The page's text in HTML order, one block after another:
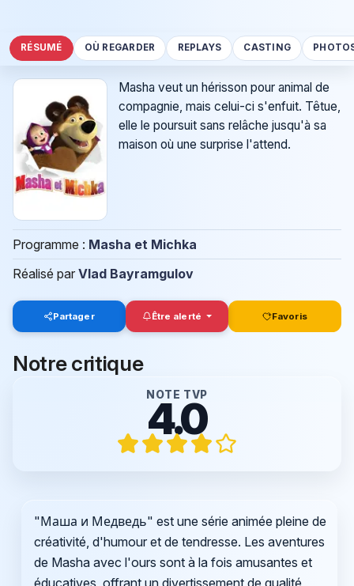
RÉSUMÉ OÙ REGARDER REPLAYS CASTING
Masha veut un hérisson pour animal de
compagnie, mais celui-ci s'enfuit. Têtue,
elle le poursuit sans relâche jusqu'à sa
maison où une surprise l'attend.
Programme : Masha et Michka
Réalisé par Vlad Bayramgulov
Partager Être alerté Favoris
Notre critique
NOTE TVP
4.0
"Маша и Медведь" est une série animée pleine de
créativité, d'humour et de tendresse. Les aventures
de Masha avec l'ours sont à la fois amusantes et